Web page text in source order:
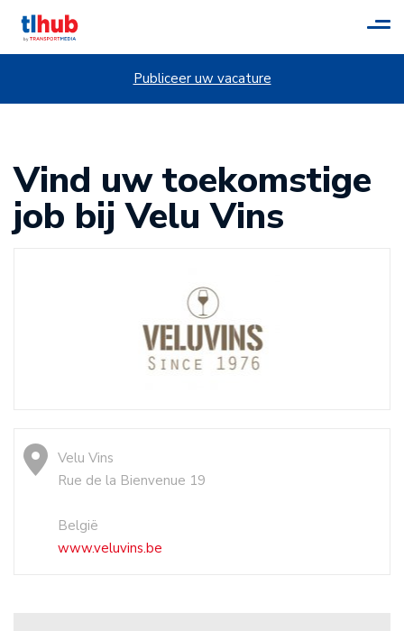
Publiceer uw vacature
Vind uw toekomstige
job bij Velu Vins
Velu Vins
Rue de la Bienvenue 19
België
www.veluvins.be